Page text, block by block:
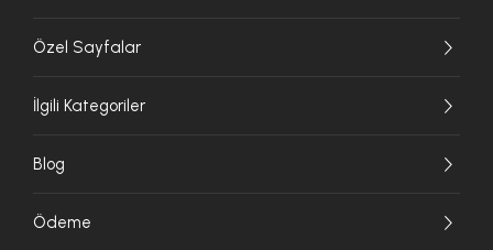
Özel Sayfalar
İlgili Kategoriler
Blog
Ödeme